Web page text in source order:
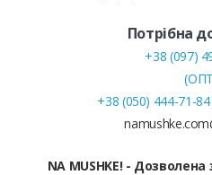
Потрібна
+38 (097)
+38 (050) 444-71-84
NA MUSHKE! -